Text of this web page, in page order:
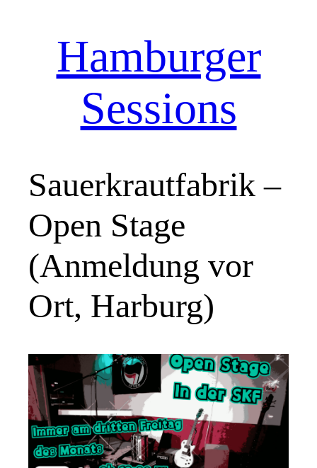
Hamburger
Sessions
Sauerkrautfabrik –
Open Stage
(Anmeldung vor
Ort, Harburg)